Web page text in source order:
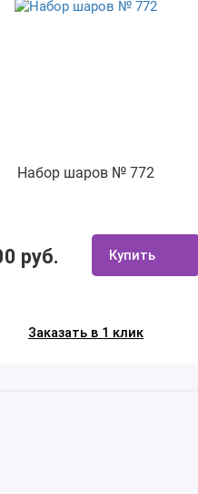
Набор шаров № 772
руб. Купить
Заказать в 1 клик